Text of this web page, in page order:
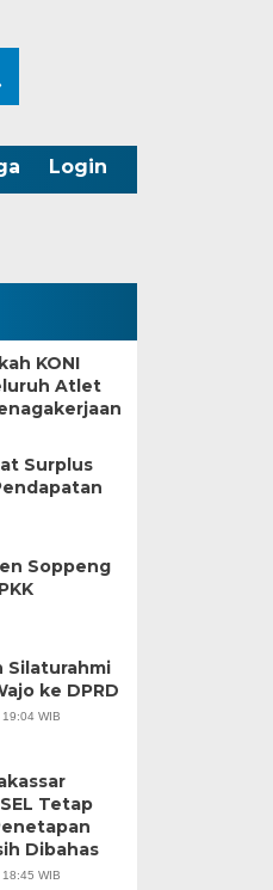
Login
KONI
Atlet
Surplus
Soppeng
Silaturahmi
ke DPRD
WIB
Tetap
Dibahas
WIB